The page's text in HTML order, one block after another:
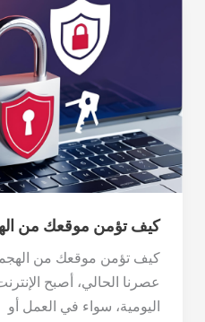
كيف تؤمن موقعك من
كيف تؤمن موقعك من
عصرنا الحالي، أصبح
اليومية، سواء في العمل أو
الهجمات
الإلكترونية؟